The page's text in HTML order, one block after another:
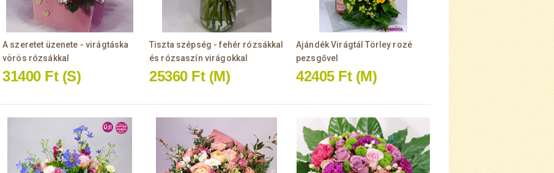
A szeretet üzenete - virágtáska
vörös rózsákkal
31400 Ft (S)
Tiszta szépség - fehér rózsákkal
és rózsaszín virágokkal
25360 Ft (M)
Ajándék Virágtál Törley rozé
pezsgővel
42405 Ft (M)